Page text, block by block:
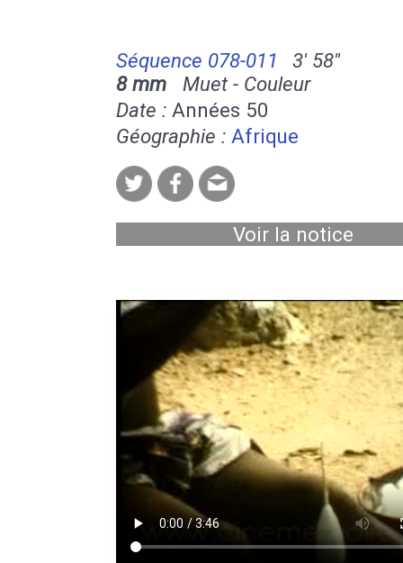
Séquence 078-011
3' 58''
8 mm Muet - Couleur
Date : Années 50
Géographie : Afrique
Voir la notice